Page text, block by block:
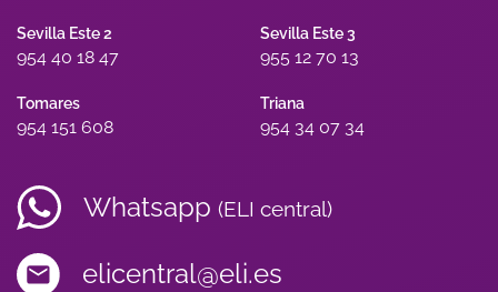
Sevilla Este 2
954 40 18 47
Sevilla Este 3
955 12 70 13
Tomares
954 151 608
Triana
954 34 07 34
Whatsapp (ELI central)
elicentral@eli.es